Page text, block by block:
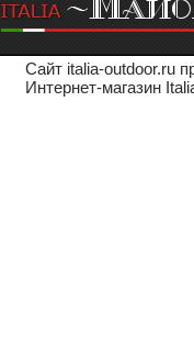
Сайт italia-outdoor.ru
Интернет-магазин